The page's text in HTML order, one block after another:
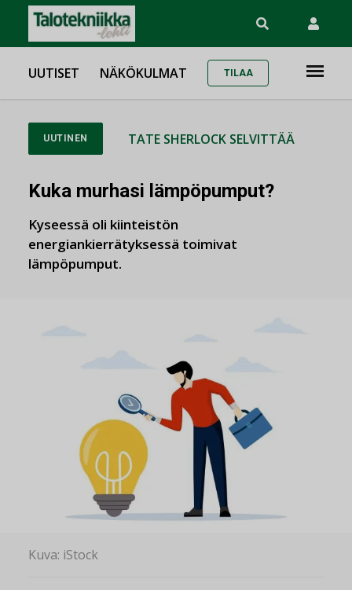
UUTISET NÄKÖKULMAT TILAA
UUTINEN TATE SHERLOCK SELVITTÄÄ
Kuka murhasi lämpöpumput?
Kyseessä oli kiinteistön
energiankierrätyksessä toimivat
lämpöpumput.
Kuva: iStock